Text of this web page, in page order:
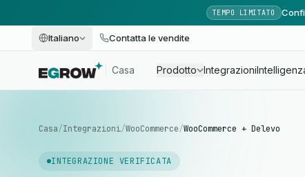
TEMPO LIMITATO
Italiano Contatta le vendite
Casa Prodotto Integrazioni
Casa/Integrazioni/WooCommerce/WooCommerce + Delevo
INTEGRAZIONE VERIFICATA